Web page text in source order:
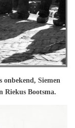
Siemen
Riekus Bootsma.